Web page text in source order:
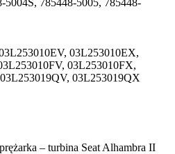
5004S, 785448-5005, 785448-
03L253010EX,
03L253010FX,
03L253019QX
– turbina Seat Alhambra II